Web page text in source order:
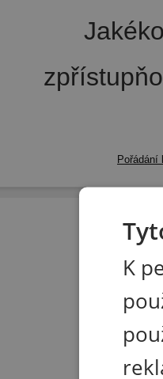
Pořádání
K